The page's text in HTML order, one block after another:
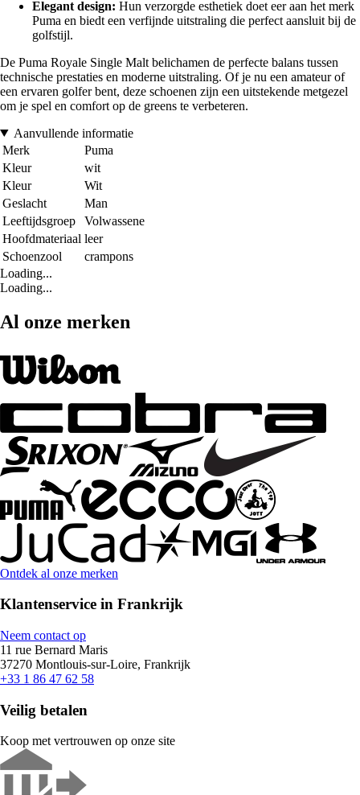
Elegant design: Hun verzorgde esthetiek doet eer aan het merk
Puma en biedt een verfijnde uitstraling die perfect aansluit bij de
golfstijl.
De Puma Royale Single Malt belichamen de perfecte balans tussen
technische prestaties en moderne uitstraling. Of je nu een amateur of
een ervaren golfer bent, deze schoenen zijn een uitstekende metgezel
om je spel en comfort op de greens te verbeteren.
Aanvullende informatie
Merk
Puma
Kleur
wit
Kleur
Wit
Geslacht
Man
Leeftijdsgroep
Volwassene
Hoofdmateriaal leer
Schoenzool
crampons
Loading...
Loading...
Al onze merken
Ontdek al onze merken
Klantenservice in Frankrijk
Neem contact op
11 rue Bernard Maris
37270 Montlouis-sur-Loire, Frankrijk
+33 1 86 47 62 58
Veilig betalen
Koop met vertrouwen op onze site